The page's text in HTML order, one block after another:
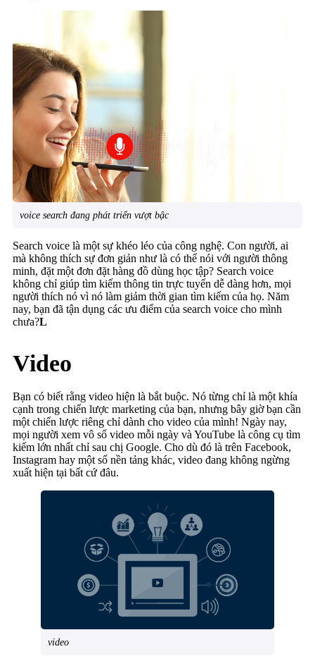
voice search đang phát triển vượt bậc
Search voice là một sự khéo léo của công nghệ. Con người, ai
mà không thích sự đơn giản như là có thể nói với người thông
minh, đặt một đơn đặt hàng đồ dùng học tập? Search voice
không chỉ giúp tìm kiếm thông tin trực tuyến dễ dàng hơn, mọi
người thích nó vì nó làm giảm thời gian tìm kiếm của họ. Năm
nay, bạn đã tận dụng các ưu điểm của search voice cho mình
chưa?L
Video
Bạn có biết rằng video hiện là bắt buộc. Nó từng chỉ là một khía
cạnh trong chiến lược marketing của bạn, nhưng bây giờ bạn cần
một chiến lược riêng chỉ dành cho video của mình! Ngày nay,
mọi người xem vô số video mỗi ngày và YouTube là công cụ tìm
kiếm lớn nhất chỉ sau chị Google. Cho dù đó là trên Facebook,
Instagram hay một số nền tảng khác, video đang không ngừng
xuất hiện tại bất cứ đâu.
video